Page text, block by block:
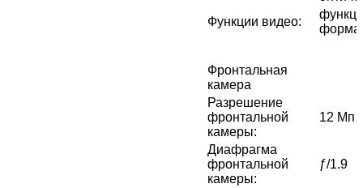
Функции видео:
Фронтальная
камера
Разрешение
фронтальной
камеры:
12 Мп
Диафрагма
фронтальной
камеры:
ƒ/1.9